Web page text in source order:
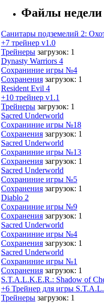
Файлы недели
Санитары подземелий 2:
+7 трейнер v1.0
Трейнеры загрузок: 1
Dynasty Warriors 4
Сохраниние игры №4
Сохранения загрузок: 1
Resident Evil 4
+10 трейнер v1.1
Трейнеры загрузок: 1
Sacred Underworld
Сохраниние игры №18
Сохранения загрузок: 1
Sacred Underworld
Сохраниние игры №13
Сохранения загрузок: 1
Sacred Underworld
Сохраниние игры №5
Сохранения загрузок: 1
Diablo 2
Сохраниние игры №9
Сохранения загрузок: 1
Sacred Underworld
Сохраниние игры №4
Сохранения загрузок: 1
Sacred Underworld
Сохраниние игры №1
Сохранения загрузок: 1
S.T.A.L.K.E.R.: Shadow of
+6 Трейнер для игры
Трейнеры загрузок: 1